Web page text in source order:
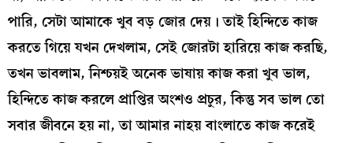
পারি, সেটা আমাকে খুব বড় জোর দেয়। তাই হিন্দিতে কাজ
করতে গিয়ে যখন দেখলাম, সেই জোরটা হারিয়ে কাজ করছি,
তখন ভাবলাম, নিশ্চয়ই অনেক ভাষায় কাজ করা খুব ভাল,
হিন্দিতে কাজ করলে প্রাপ্তির অংশও প্রচুর, কিন্তু সব ভাল তো
সবার জীবনে হয় না, তা আমার নাহয় বাংলাতে কাজ করেই